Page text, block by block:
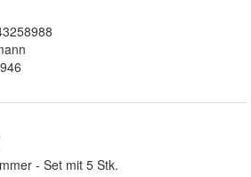
- Set mit 5 Stk.